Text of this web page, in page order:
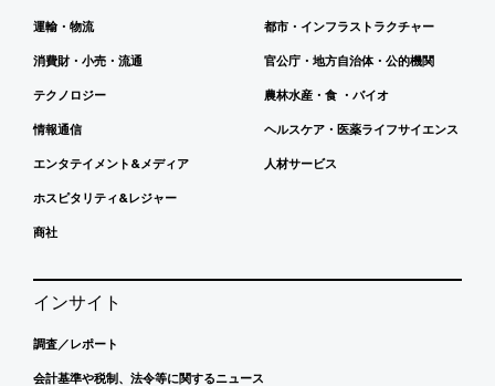
運輸・物流
消費財・小売・流通
テクノロジー
情報通信
エンタテイメント&メディア
ホスピタリティ&レジャー
商社
都市・インフラストラクチャー
官公庁・地方自治体・公的機関
農林水産・食 ・バイオ
ヘルスケア・医薬ライフサイエンス
人材サービス
インサイト
調査／レポート
会計基準や税制、法令等に関するニュース